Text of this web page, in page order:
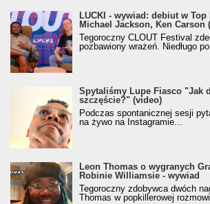
LUCKI - wywiad: debiut w
Michael Jackson, Ken Carson
Tegoroczny CLOUT Festival
pozbawiony wrażeń. Niedługo
Spytaliśmy Lupe Fiasco "Jak
szczęście?" (video)
Podczas spontanicznej sesji
na żywo na Instagramie...
Leon Thomas o wygranych
Robinie Williamsie - wywiad
Tegoroczny zdobywca dwóch
Thomas w popkillerowej